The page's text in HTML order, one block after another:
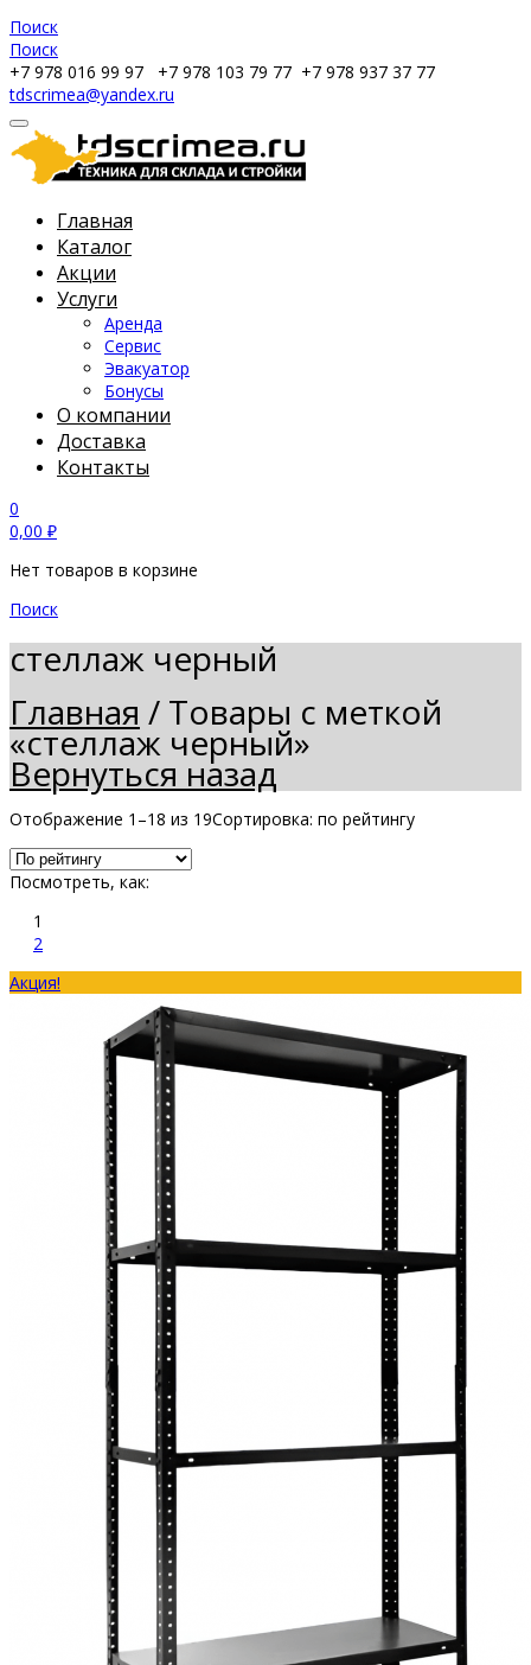
Поиск
Поиск
+7 978 016 99 97
+7 978 103 79 77 +7 978 937 37 77
tdscrimea@yandex.ru
Главная
Каталог
Акции
Услуги
Аренда
Сервис
Эвакуатор
Бонусы
О компании
Доставка
Контакты
0
0,00 ₽
Нет товаров в корзине
Поиск
стеллаж черный
Главная / Товары с меткой
«стеллаж черный»
Вернуться назад
Отображение 1–18 из 19Сортировка: по рейтингу
Посмотреть, как:
1
2
Акция!